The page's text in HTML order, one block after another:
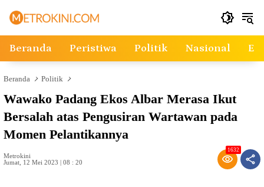
Beranda Peristiwa Politik Nasional
Beranda Politik
Wawako Padang Ekos Albar Merasa Ikut
Bersalah atas Pengusiran Wartawan pada
Momen Pelantikannya
Metrokini
Jumat, 12 Mei 2023 | 08 : 20
1632